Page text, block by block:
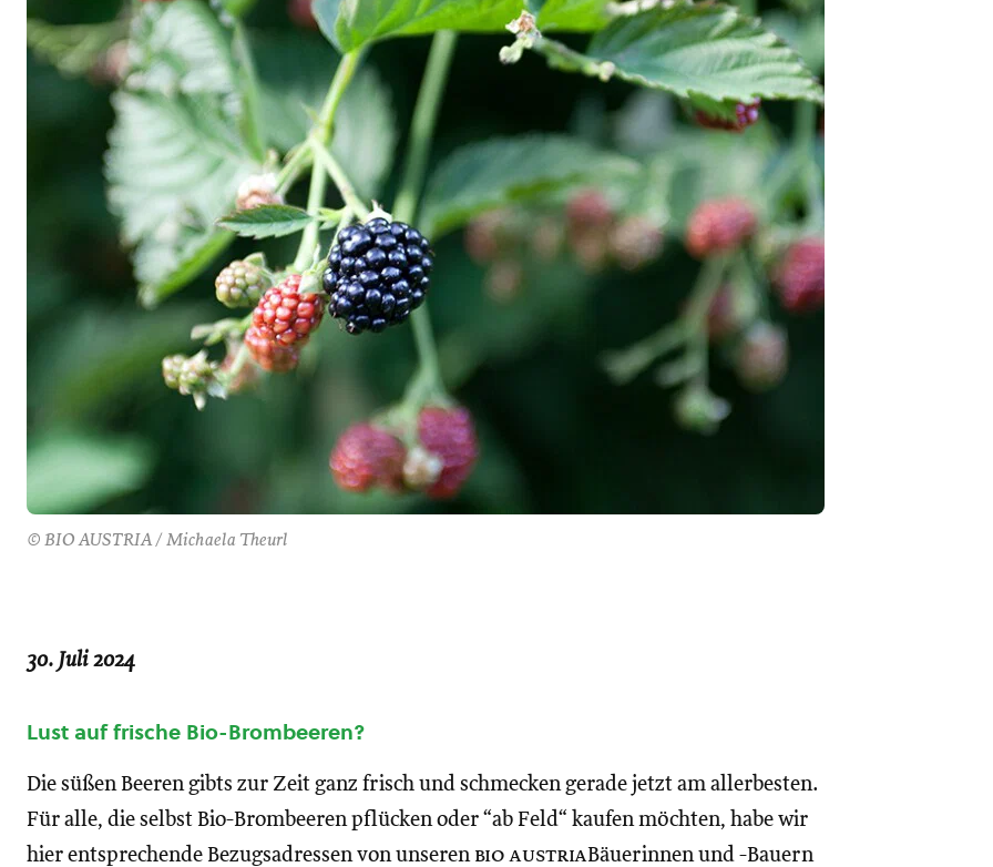
© BIO AUSTRIA / Michaela Theurl
30. Juli 2024
Lust auf frische Bio-Brombeeren?
Die süßen Beeren gibts zur Zeit ganz frisch und schmecken gerade jetzt am allerbesten.
Für alle, die selbst Bio-Brombeeren pflücken oder “ab Feld“ kaufen möchten, habe wir
hier entsprechende Bezugsadressen von unseren bio austriaBäuerinnen und -Bauern